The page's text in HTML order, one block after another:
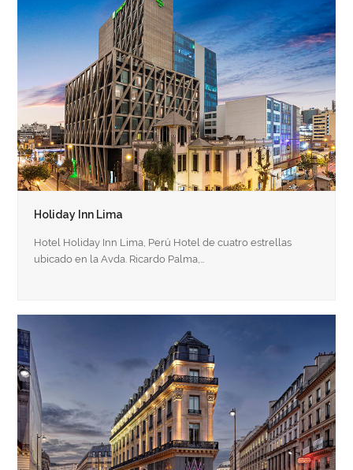
Holiday Inn Lima
Hotel Holiday Inn Lima, Perú Hotel de cuatro estrellas
ubicado en la Avda. Ricardo Palma,…